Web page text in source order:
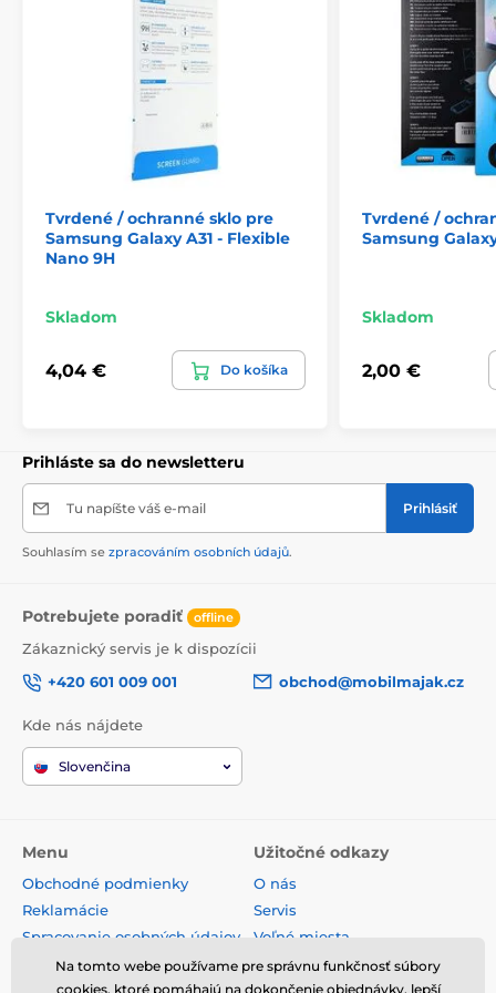
prípade potreby možno tvrdené sklo z telefónu odlepiť
a nezanechá na displeji žiadne stopy.
Tvrdené / ochranné sklo pre
Samsung Galaxy A31 - Flexible
Nano 9H
Skladom
4,04 € Do košíka
Tvrdené /
Samsung
Skladom
2,00 €
Prihláste sa do newsletteru
Tu napíšte váš e-mail Prihlásiť
Souhlasím se zpracováním osobních údajů.
Potrebujete poradiť offline
Zákaznický servis je k dispozícii
+420 601 009 001
obchod@mobilmajak.cz
Kde nás nájdete
Slovenčina
Menu
Obchodné podmienky
Reklamácie
Spracovanie osobných údajov
Doprava a platba
Užitočné odkazy
O nás
Servis
Voľné miesta
Kontakt
Na tomto webe používame pre správnu funkčnosť súbory
cookies, ktoré pomáhajú na dokončenie objednávky, lepší